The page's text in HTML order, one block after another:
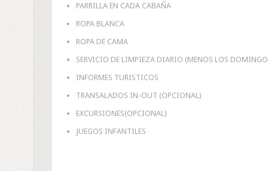
PARRILLA EN CADA CABAÑA
ROPA BLANCA
ROPA DE CAMA
SERVICIO DE LIMPIEZA DIARIO (MENOS LOS
INFORMES TURISTICOS
TRANSALADOS IN-OUT (OPCIONAL)
EXCURSIONES(OPCIONAL)
JUEGOS INFANTILES